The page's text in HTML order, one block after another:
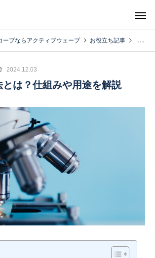
ープならアクティブウェーブ お役立ち記事
2024.12.03
とは？仕組みや用途を解説